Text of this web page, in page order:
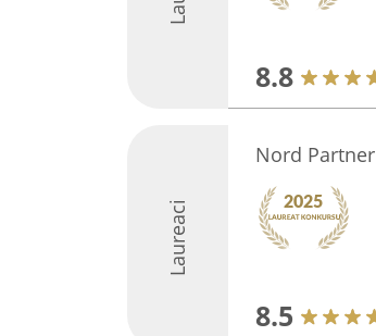
8.8
Laureaci
Nord Partner
8.5